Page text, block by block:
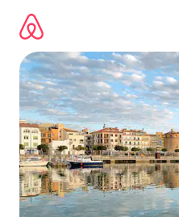
direct
naar
inhoud